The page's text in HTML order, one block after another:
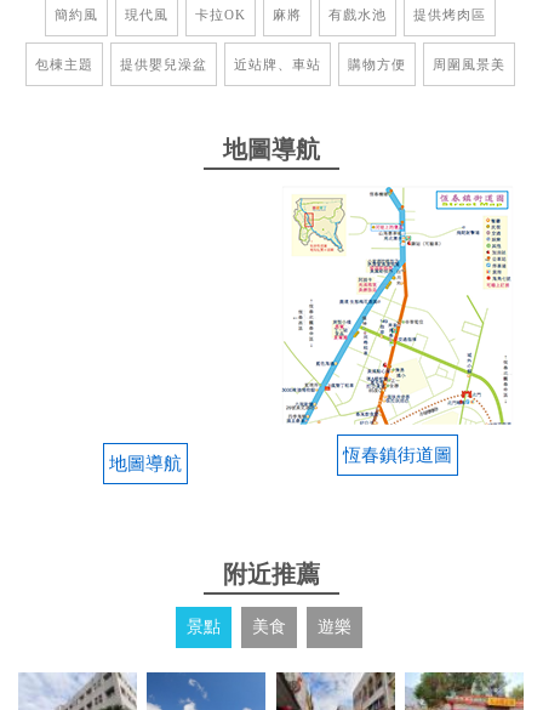
簡約風 現代風 卡拉OK 麻將 有戲水池 提供烤肉區
包棟主題 提供嬰兒澡盆 近站牌、車站 購物方便 周圍風景美
地圖導航
地圖導航 恆春鎮街道圖
附近推薦
景點 美食 遊樂